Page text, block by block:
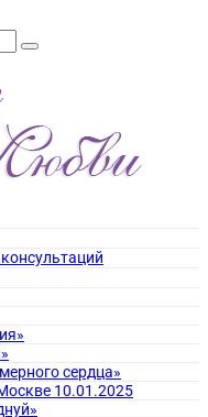
сердца»
10.01.2025